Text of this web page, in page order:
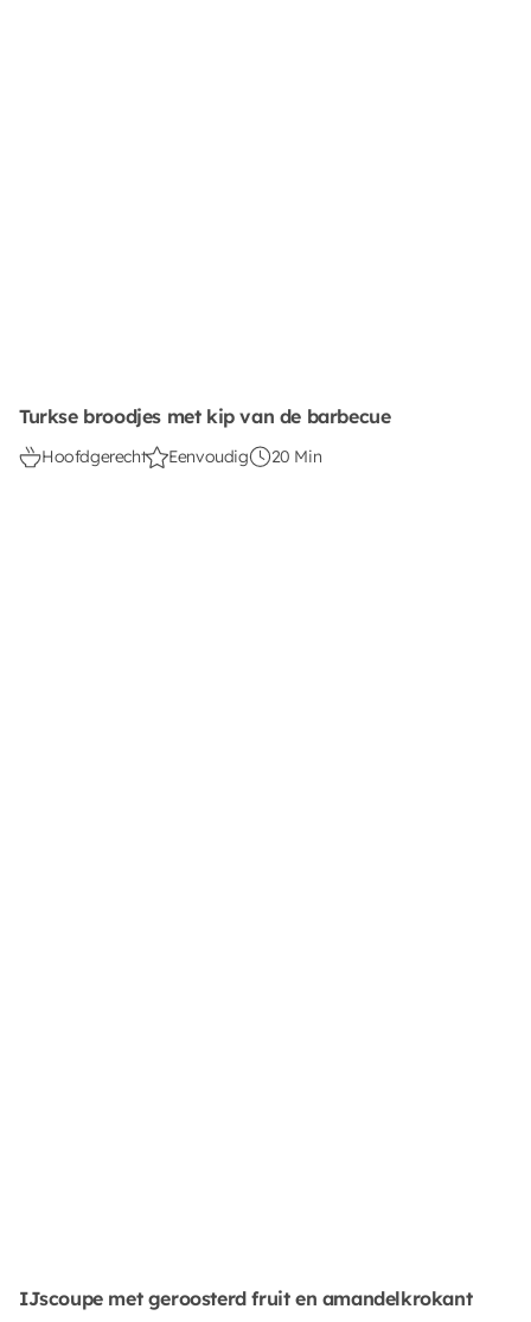
Turkse broodjes met kip van de barbecue
Hoofdgerecht Eenvoudig 20 Min
IJscoupe met geroosterd fruit en amandelkrokant